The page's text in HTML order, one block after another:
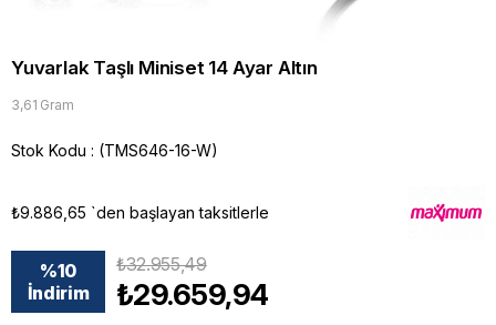
Yuvarlak Taşlı Miniset 14 Ayar Altın
3,61 Gram
Stok Kodu (TMS646-16-W)
₺9.886,65 `den başlayan taksitlerle
%10
İndirim
₺32.955,49
₺29.659,94